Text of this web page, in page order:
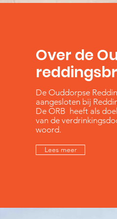
Over de
De Ouddorpse
aangesloten bij
De ORB heeft als
van de
woord.
Lees meer